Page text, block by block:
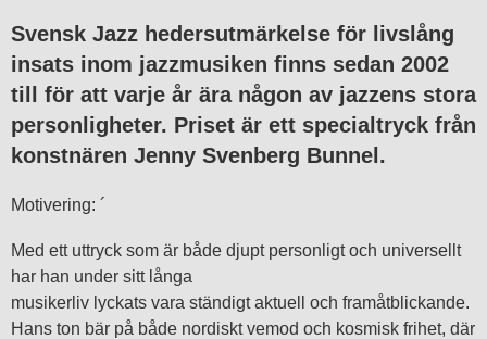
Svensk Jazz hedersutmärkelse för livslång
insats inom jazzmusiken finns sedan 2002
till för att varje år ära någon av jazzens stora
personligheter. Priset är ett specialtryck från
konstnären Jenny Svenberg Bunnel.
Motivering: ´
Med ett uttryck som är både djupt personligt och universellt
har han under sitt långa
musikerliv lyckats vara ständigt aktuell och framåtblickande.
Hans ton bär på både nordiskt vemod och kosmisk frihet, där